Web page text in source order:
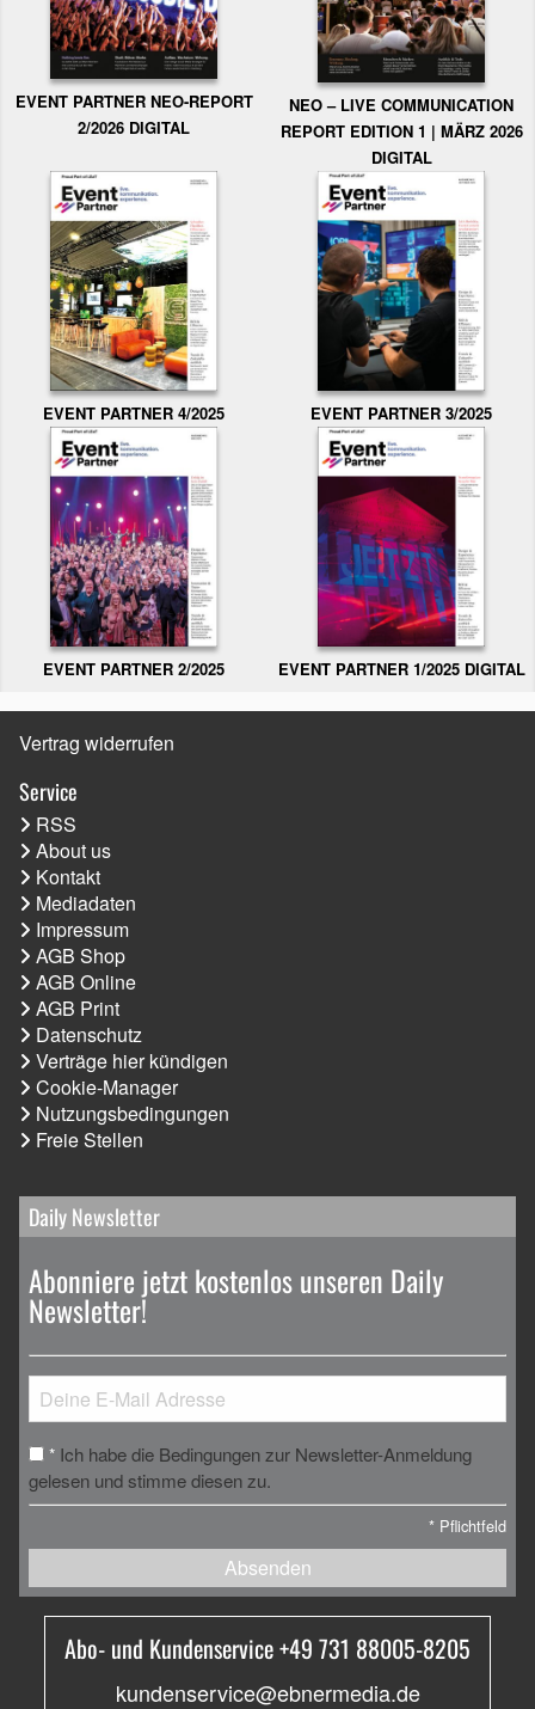
EVENT PARTNER NEO-REPORT
2/2026 DIGITAL
NEO – LIVE COMMUNICATION
REPORT EDITION 1 | MÄRZ 2026
DIGITAL
EVENT PARTNER 4/2025 EVENT PARTNER 3/2025
EVENT PARTNER 2/2025 EVENT PARTNER 1/2025 DIGITAL
Vertrag widerrufen
Service
RSS
About us
Kontakt
Mediadaten
Impressum
AGB Shop
AGB Online
AGB Print
Datenschutz
Verträge hier kündigen
Cookie-Manager
Nutzungsbedingungen
Freie Stellen
Daily Newsletter
Abonniere jetzt kostenlos unseren Daily
Newsletter!
* Ich habe die Bedingungen zur Newsletter-Anmeldung
gelesen und stimme diesen zu.
* Pflichtfeld
Absenden
Abo- und Kundenservice +49 731 88005-8205
kundenservice@ebnermedia.de